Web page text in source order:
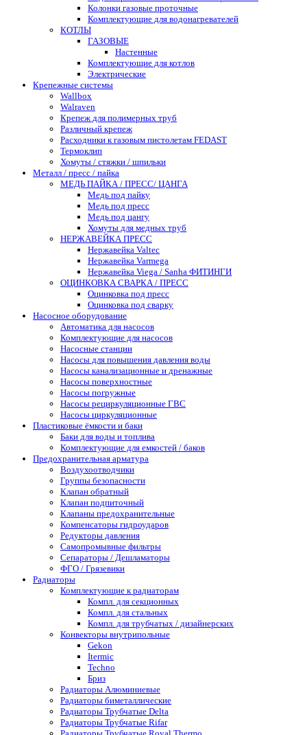
Колонки газовые проточные
Комплектующие для водонагревателей
КОТЛЫ
ГАЗОВЫЕ
Настенные
Комплектующие для котлов
Электрические
Крепежные системы
Wallbox
Walraven
Крепеж для полимерных труб
Различный крепеж
Расходники к газовым пистолетам FEDAST
Термоклип
Хомуты / стяжки / шпильки
Металл / пресс / пайка
МЕДЬ ПАЙКА / ПРЕСС/ ЦАНГА
Медь под пайку
Медь под пресс
Медь под цангу
Хомуты для медных труб
НЕРЖАВЕЙКА ПРЕСС
Нержавейка Valtec
Нержавейка Varmega
Нержавейка Viega / Sanha ФИТИНГИ
ОЦИНКОВКА СВАРКА / ПРЕСС
Оцинковка под пресс
Оцинковка под сварку
Насосное оборудование
Автоматика для насосов
Комплектующие для насосов
Насосные станции
Насосы для повышения давления воды
Насосы канализационные и дренажные
Насосы поверхностные
Насосы погружные
Насосы рециркуляционные ГВС
Насосы циркуляционные
Пластиковые ёмкости и баки
Баки для воды и топлива
Комплектующие для емкостей / баков
Предохранительная арматура
Воздухоотводчики
Группы безопасности
Клапан обратный
Клапан подпиточный
Клапаны предохранительные
Компенсаторы гидроударов
Редукторы давления
Самопромывные фильтры
Сепараторы / Дешламаторы
ФГО / Грязевики
Радиаторы
Комплектующие к радиаторам
Компл. для секционных
Компл. для стальных
Компл. для трубчатых / дизайнерских
Конвекторы внутрипольные
Gekon
Itermic
Techno
Бриз
Радиаторы Алюминиевые
Радиаторы биметаллические
Радиаторы Трубчатые Delta
Радиаторы Трубчатые Rifar